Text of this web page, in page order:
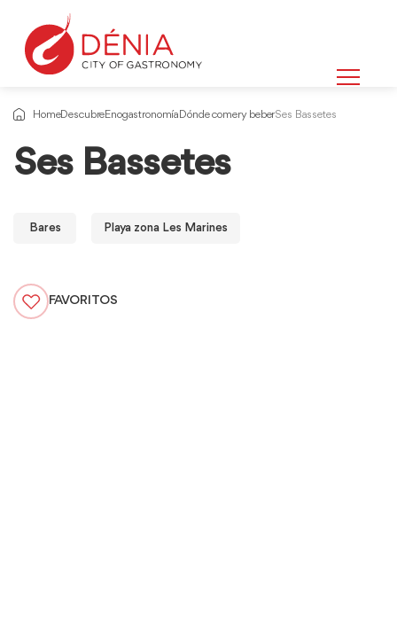
HomeDescubreEnogastronomía Dónde comer y beberSes Bassetes
Ses Bassetes
Bares Playa zona Les Marines
FAVORITOS